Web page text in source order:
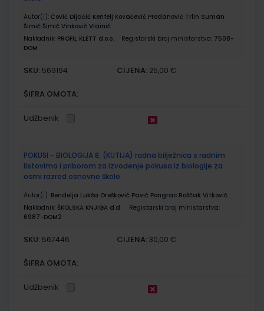
Autor(i): Čović Dijačić Kenfelj Kovačević Prodanović Trlin Suman
Šimić Šimić Vinković Vlainić
Nakladnik: PROFIL KLETT d.o.o. Registarski broj ministarstva: 7508-
DOM
SKU: 569194 CIJENA: 25,00 €
ŠIFRA OMOTA:
Udžbenik
POKUSI - BIOLOGIJA 8; (KUTIJA) radna bilježnica s radnim
listovima i priborom za izvođenje pokusa iz biologije za
osmi razred osnovne škole
Autor(i): Bendelja Lukša Orešković Pavić Pongrac Roščak Vitković
Nakladnik: ŠKOLSKA KNJIGA d.d.
Registarski broj ministarstva:
6987-DOM2
SKU: 567446 CIJENA: 30,00 €
ŠIFRA OMOTA:
Udžbenik